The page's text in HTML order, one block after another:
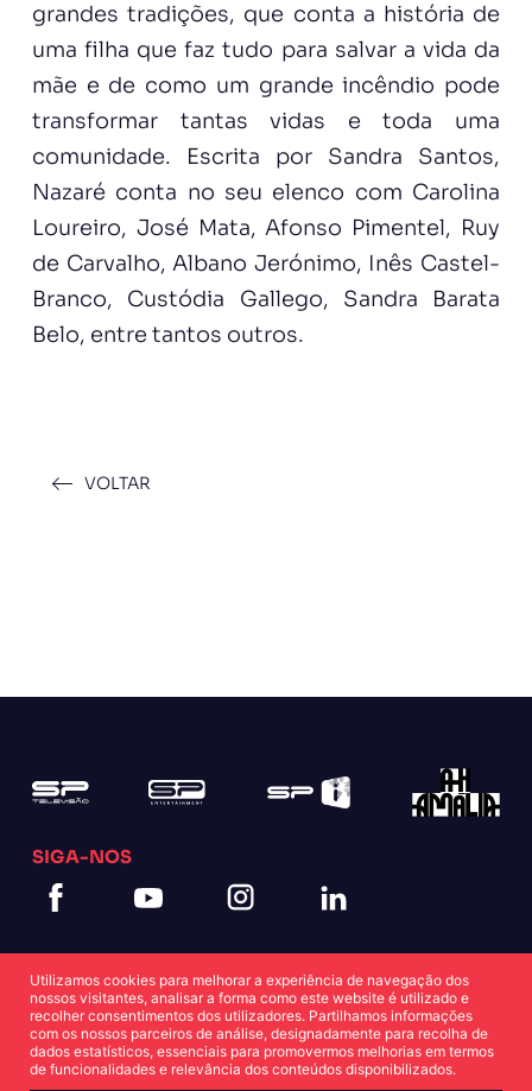
grandes tradições, que conta a história de
uma filha que faz tudo para salvar a vida da
mãe e de como um grande incêndio pode
transformar tantas vidas e toda uma
comunidade. Escrita por Sandra Santos,
Nazaré conta no seu elenco com Carolina
Loureiro, José Mata, Afonso Pimentel, Ruy
de Carvalho, Albano Jerónimo, Inês Castel-
Branco, Custódia Gallego, Sandra Barata
Belo, entre tantos outros.
VOLTAR
SIGA-NOS
Política de Cookies Política de Privacidade
Utilizamos cookies para melhorar a experiência de navegação dos
nossos visitantes, analisar a forma como este website é utilizado e
recolher consentimentos dos utilizadores. Partilhamos informações
com os nossos parceiros de análise, designadamente para recolha de
dados estatísticos, essenciais para promovermos melhorias em termos
de funcionalidades e relevância dos conteúdos disponibilizados.